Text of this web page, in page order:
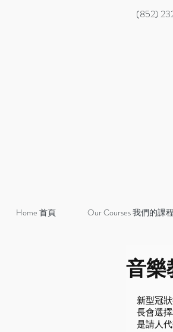
(852)
音樂
新型冠
長會選
是請人
Home 首頁 Our Courses 我們的課程